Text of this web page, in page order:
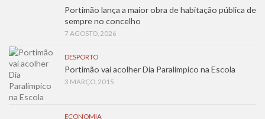
Portimão lança a maior obra de habitação pública de
sempre no concelho
7 AGOSTO, 2026
DESPORTO
Portimão vai acolher Dia Paralímpico na Escola
3 MARÇO, 2015
ECONOMIA